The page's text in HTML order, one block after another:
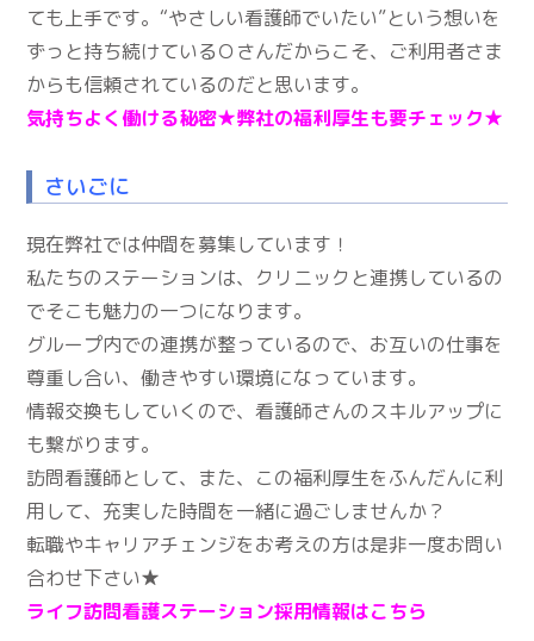
ても上手です。“やさしい看護師でいたい”という想いを
ずっと持ち続けているＯさんだからこそ、ご利用者さま
からも信頼されているのだと思います。
気持ちよく働ける秘密★弊社の福利厚生も要チェック★
さいごに
現在弊社では仲間を募集しています！
私たちのステーションは、クリニックと連携しているの
でそこも魅力の一つになります。
グループ内での連携が整っているので、お互いの仕事を
尊重し合い、働きやすい環境になっています。
情報交換もしていくので、看護師さんのスキルアップに
も繋がります。
訪問看護師として、また、この福利厚生をふんだんに利
用して、充実した時間を一緒に過ごしませんか？
転職やキャリアチェンジをお考えの方は是非一度お問い
合わせ下さい★
ライフ訪問看護ステーション採用情報はこちら